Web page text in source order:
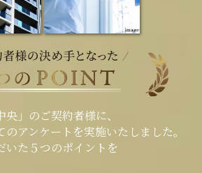
」 のご契約者様に、
のアンケートを実施いたしました。
いた５つのポイントを